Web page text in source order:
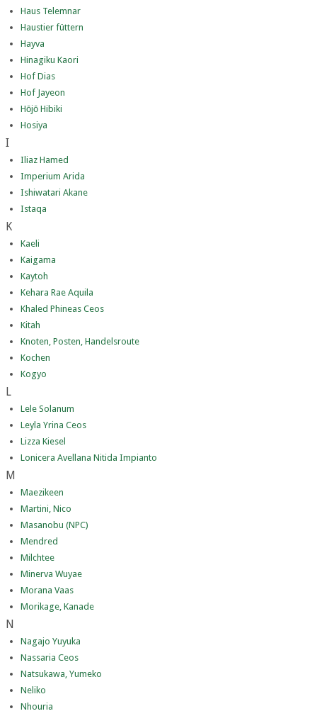
Haus Telemnar
Haustier füttern
Hayva
Hinagiku Kaori
Hof Dias
Hof Jayeon
Hōjō Hibiki
Hosiya
I
Iliaz Hamed
Imperium Arida
Ishiwatari Akane
Istaqa
K
Kaeli
Kaigama
Kaytoh
Kehara Rae Aquila
Khaled Phineas Ceos
Kitah
Knoten, Posten, Handelsroute
Kochen
Kogyo
L
Lele Solanum
Leyla Yrina Ceos
Lizza Kiesel
Lonicera Avellana Nitida Impianto
M
Maezikeen
Martini, Nico
Masanobu (NPC)
Mendred
Milchtee
Minerva Wuyae
Morana Vaas
Morikage, Kanade
N
Nagajo Yuyuka
Nassaria Ceos
Natsukawa, Yumeko
Neliko
Nhouria